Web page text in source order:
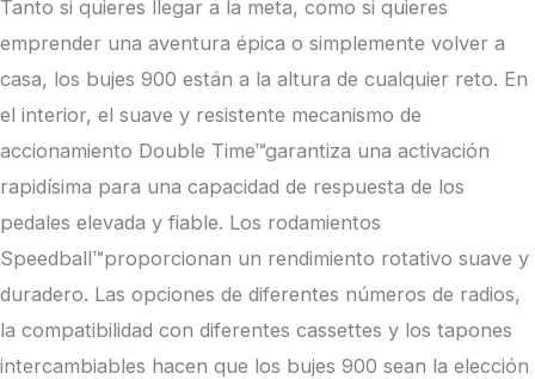
Tanto si quieres llegar a la meta, como si quieres
emprender una aventura épica o simplemente volver a
casa, los bujes 900 están a la altura de cualquier reto. En
el interior, el suave y resistente mecanismo de
accionamiento Double Time™garantiza una activación
rapidísima para una capacidad de respuesta de los
pedales elevada y fiable. Los rodamientos
Speedball™proporcionan un rendimiento rotativo suave y
duradero. Las opciones de diferentes números de radios,
la compatibilidad con diferentes cassettes y los tapones
intercambiables hacen que los bujes 900 sean la elección